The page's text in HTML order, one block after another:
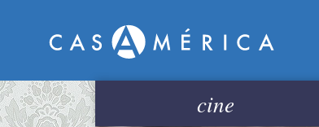
cine